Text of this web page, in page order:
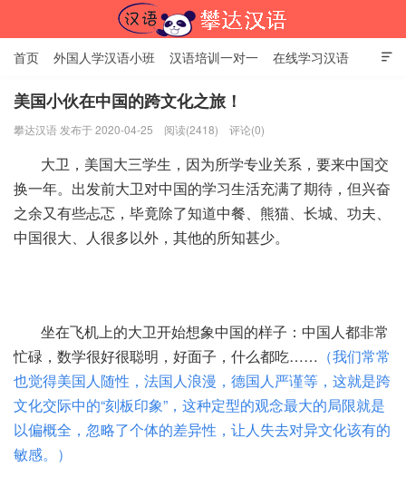

首页 外国人学汉语小班 汉语培训一对一 在线学习汉语
中国文化体验课 HSK考试时间 对外汉语老师
关于我们 加入【攀达汉语】
美国小伙在中国的跨文化之旅！
攀达汉语 发布于 2020-04-25 阅读(2418) 评论(0)
大卫，美国大三学生，因为所学专业关系，要来中国交
换一年。出发前大卫对中国的学习生活充满了期待，但兴奋
之余又有些忐忑，毕竟除了知道中餐、熊猫、长城、功夫、
中国很大、人很多以外，其他的所知甚少。
坐在飞机上的大卫开始想象中国的样子：中国人都非常
忙碌，数学很好很聪明，好面子，什么都吃…… （我们常常
也觉得美国人随性，法国人浪漫，德国人严谨等，这就是跨
文化交际中的“刻板印象”，这种定型的观念最大的局限就是
以偏概全，忽略了个体的差异性，让人失去对异文化该有的
敏感。）